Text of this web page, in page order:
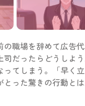
職場を辞めて広告
だったらどうしよ
てしまう。「早
とった驚きの行動と